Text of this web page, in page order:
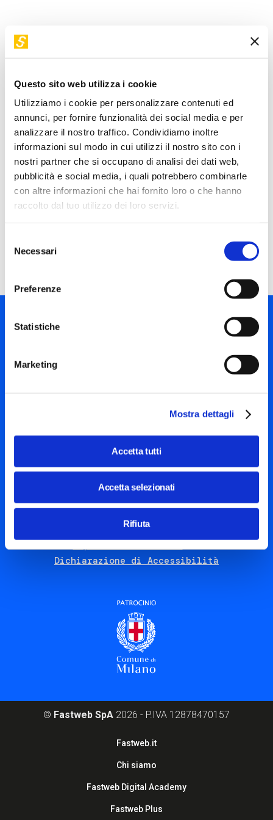
Questo sito web utilizza i cookie
Utilizziamo i cookie per personalizzare contenuti ed
annunci, per fornire funzionalità dei social media e per
analizzare il nostro traffico. Condividiamo inoltre
informazioni sul modo in cui utilizzi il nostro sito con i
nostri partner che si occupano di analisi dei dati web,
pubblicità e social media, i quali potrebbero combinarle
con altre informazioni che hai fornito loro o che hanno
raccolto dal tuo utilizzo dei loro servizi.
delNecessari
Preferenze
Statistiche
Marketing
Mostra dettagli
Accetta tutti
Accetta selezionati
Rifiuta
FAQ
Con la nuova installazione
, STEP propone un
approccio completamente rinnovato peresplorare
interattivo che unisce tecnologia, creatività e sostenibilità.
Scopri con noi lecompetenzeche definiranno il mercato
del lavoro di domani.
Preparati ad un'esperienza unica: esploraprofessioni
innovativee lasciati ispirare da un modo diverso di
immaginare scuola, lavoro e futuro.
Fai il primo passo,ti aspettiamo in STEP
info@steptothefuture.it
menu
Italiano Mostra ulteriori
Cookie policy
Dichiarazione di Accessibilità
© Fastweb SpA 2026 - P.IVA 12878470157
Fastweb.it
Chi siamo
Fastweb Digital Academy
Fastweb Plus